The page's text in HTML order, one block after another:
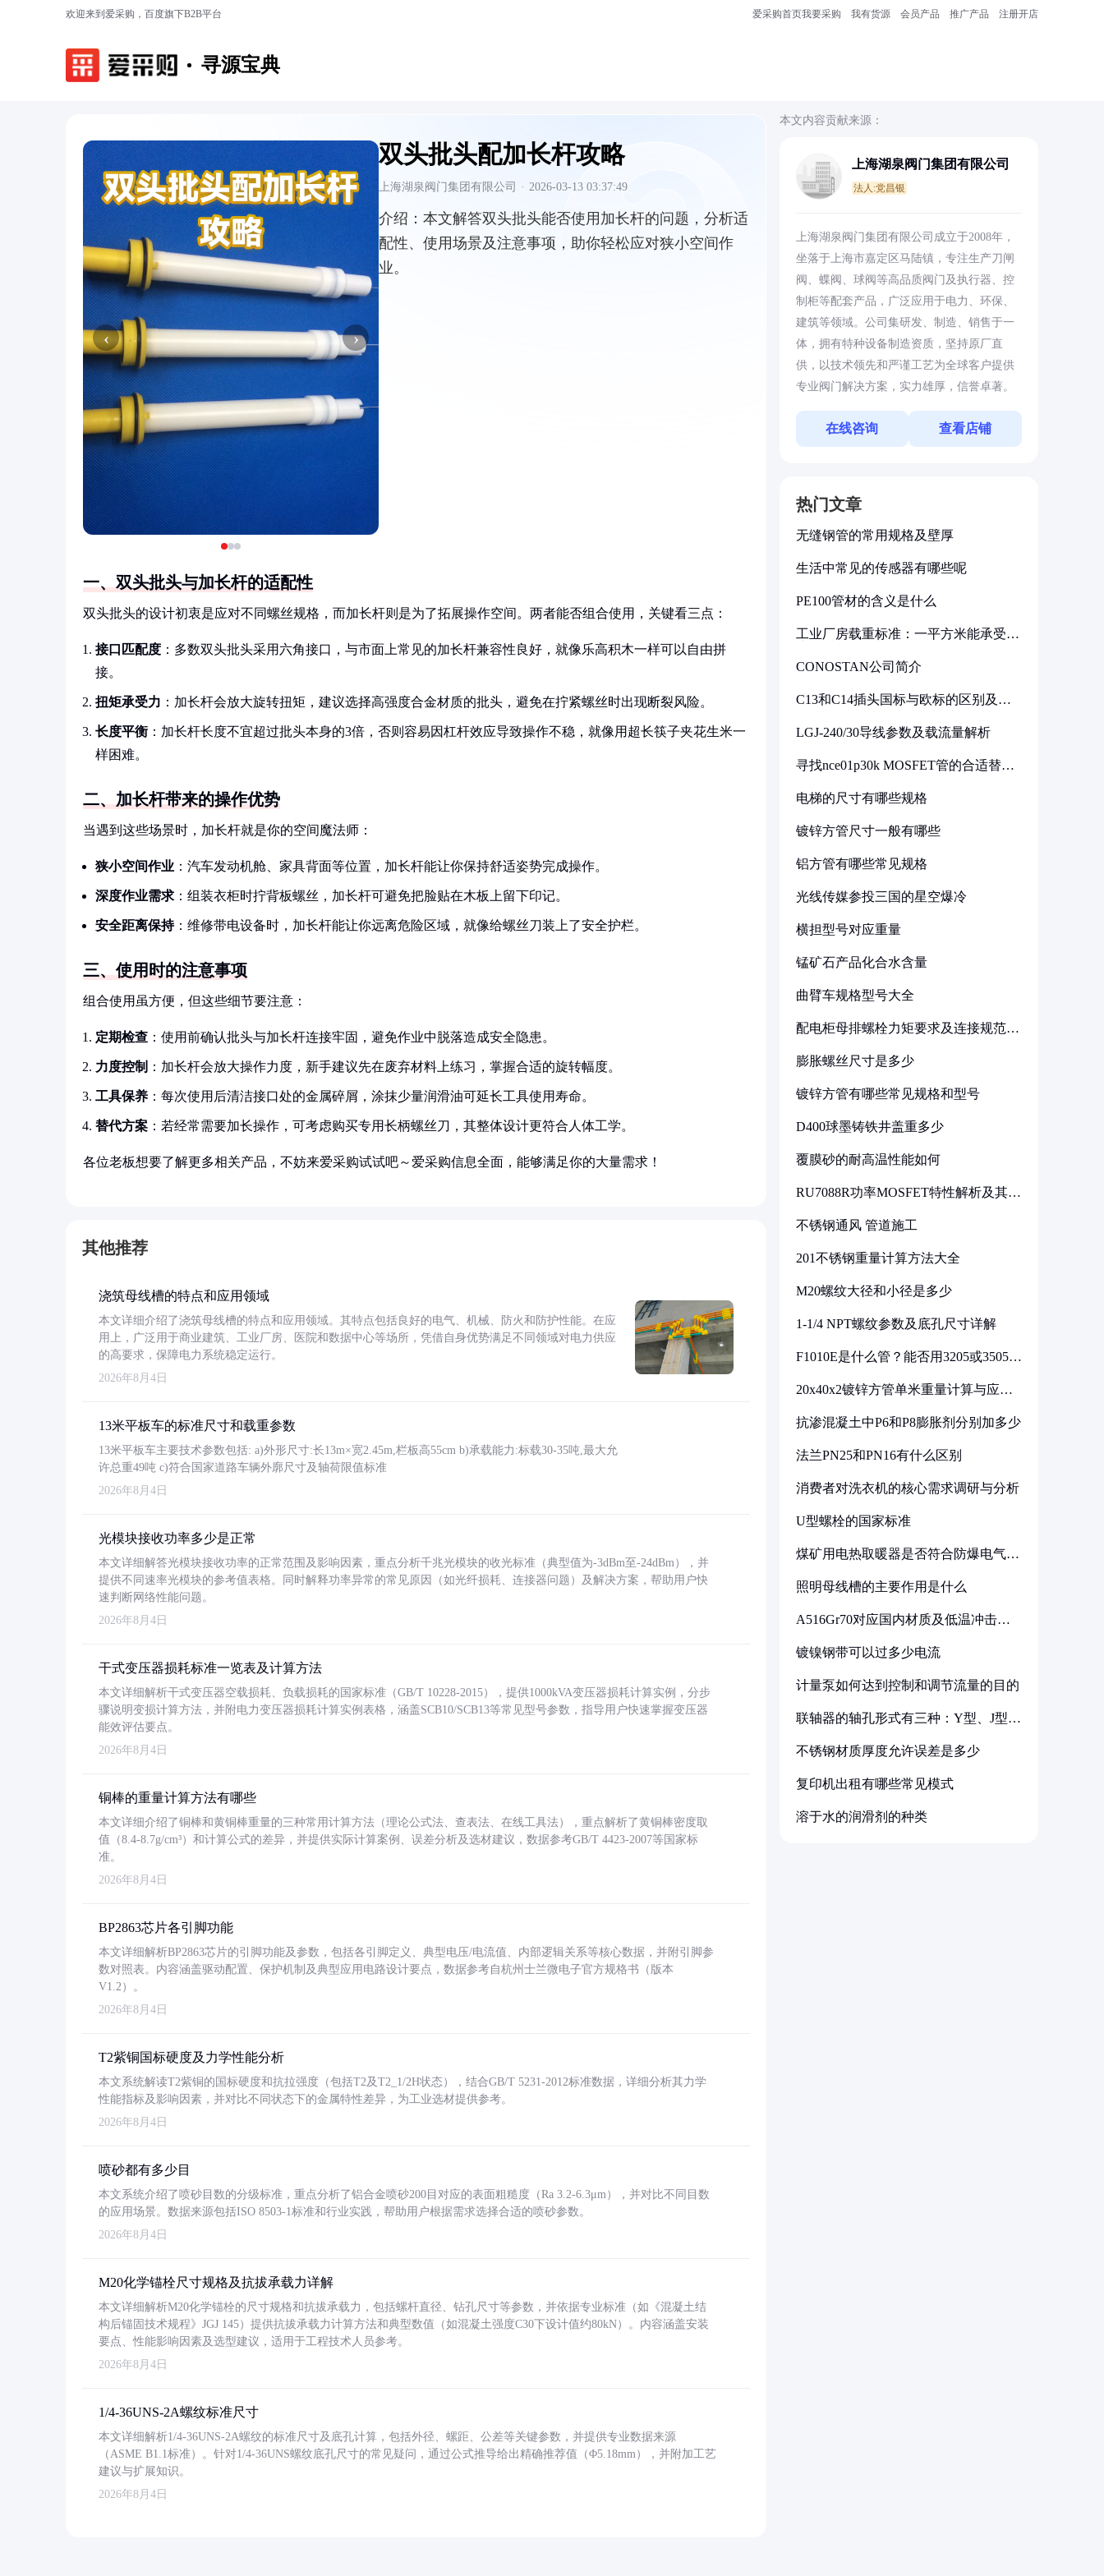
欢迎来到爱采购，百度旗下B2B平台 爱采购首页我要采购 我有货源 会员产品 推广产品 注册开店
寻源宝典
‹ ›
双头批头配加长杆攻略
上海湖泉阀门集团有限公司 · 2026-03-13 03:37:49
介绍： 本文解答双头批头能否使用加长杆的问题，分析适
配性、使用场景及注意事项，助你轻松应对狭小空间作
业。
一、双头批头与加长杆的适配性
双头批头的设计初衷是应对不同螺丝规格，而加长杆则是为了拓展操作空间。两者能否组合使用，关键看三点：
接口匹配度 ：多数双头批头采用六角接口，与市面上常见的加长杆兼容性良好，就像乐高积木一样可以自由拼
接。
扭矩承受力 ：加长杆会放大旋转扭矩，建议选择高强度合金材质的批头，避免在拧紧螺丝时出现断裂风险。
长度平衡 ：加长杆长度不宜超过批头本身的3倍，否则容易因杠杆效应导致操作不稳，就像用超长筷子夹花生米一
样困难。
二、加长杆带来的操作优势
当遇到这些场景时，加长杆就是你的空间魔法师：
狭小空间作业 ：汽车发动机舱、家具背面等位置，加长杆能让你保持舒适姿势完成操作。
深度作业需求 ：组装衣柜时拧背板螺丝，加长杆可避免把脸贴在木板上留下印记。
安全距离保持：维修带电设备时，加长杆能让你远离危险区域，就像给螺丝刀装上了安全护栏。
三、使用时的注意事项
组合使用虽方便，但这些细节要注意：
定期检查 ：使用前确认批头与加长杆连接牢固，避免作业中脱落造成安全隐患。
力度控制 ：加长杆会放大操作力度，新手建议先在废弃材料上练习，掌握合适的旋转幅度。
工具保养 ：每次使用后清洁接口处的金属碎屑，涂抹少量润滑油可延长工具使用寿命。
替代方案 ：若经常需要加长操作，可考虑购买专用长柄螺丝刀，其整体设计更符合人体工学。
各位老板想要了解更多相关产品，不妨来爱采购试试吧～爱采购信息全面，能够满足你的大量需求！
其他推荐
浇筑母线槽的特点和应用领域
本文详细介绍了浇筑母线槽的特点和应用领域。其特点包括良好的电气、机械、防火和防护性能。在应
用上，广泛用于商业建筑、工业厂房、医院和数据中心等场所，凭借自身优势满足不同领域对电力供应
的高要求，保障电力系统稳定运行。
2026年8月4日
13米平板车的标准尺寸和载重参数
13米平板车主要技术参数包括: a)外形尺寸:长13m×宽2.45m,栏板高55cm b)承载能力:标载30-35吨,最大允
许总重49吨 c)符合国家道路车辆外廓尺寸及轴荷限值标准
2026年8月4日
光模块接收功率多少是正常
本文详细解答光模块接收功率的正常范围及影响因素，重点分析千兆光模块的收光标准（典型值为-3dBm至-24dBm），并
提供不同速率光模块的参考值表格。同时解释功率异常的常见原因（如光纤损耗、连接器问题）及解决方案，帮助用户快
速判断网络性能问题。
2026年8月4日
干式变压器损耗标准一览表及计算方法
本文详细解析干式变压器空载损耗、负载损耗的国家标准（GB/T 10228-2015），提供1000kVA变压器损耗计算实例，分步
骤说明变损计算方法，并附电力变压器损耗计算实例表格，涵盖SCB10/SCB13等常见型号参数，指导用户快速掌握变压器
能效评估要点。
2026年8月4日
铜棒的重量计算方法有哪些
本文详细介绍了铜棒和黄铜棒重量的三种常用计算方法（理论公式法、查表法、在线工具法），重点解析了黄铜棒密度取
值（8.4-8.7g/cm³）和计算公式的差异，并提供实际计算案例、误差分析及选材建议，数据参考GB/T 4423-2007等国家标
准。
2026年8月4日
BP2863芯片各引脚功能
本文详细解析BP2863芯片的引脚功能及参数，包括各引脚定义、典型电压/电流值、内部逻辑关系等核心数据，并附引脚参
数对照表。内容涵盖驱动配置、保护机制及典型应用电路设计要点，数据参考自杭州士兰微电子官方规格书（版本
V1.2）。
2026年8月4日
T2紫铜国标硬度及力学性能分析
本文系统解读T2紫铜的国标硬度和抗拉强度（包括T2及T2_1/2H状态），结合GB/T 5231-2012标准数据，详细分析其力学
性能指标及影响因素，并对比不同状态下的金属特性差异，为工业选材提供参考。
2026年8月4日
喷砂都有多少目
本文系统介绍了喷砂目数的分级标准，重点分析了铝合金喷砂200目对应的表面粗糙度（Ra 3.2-6.3μm），并对比不同目数
的应用场景。数据来源包括ISO 8503-1标准和行业实践，帮助用户根据需求选择合适的喷砂参数。
2026年8月4日
M20化学锚栓尺寸规格及抗拔承载力详解
本文详细解析M20化学锚栓的尺寸规格和抗拔承载力，包括螺杆直径、钻孔尺寸等参数，并依据专业标准（如《混凝土结
构后锚固技术规程》JGJ 145）提供抗拔承载力计算方法和典型数值（如混凝土强度C30下设计值约80kN）。内容涵盖安装
要点、性能影响因素及选型建议，适用于工程技术人员参考。
2026年8月4日
1/4-36UNS-2A螺纹标准尺寸
本文详细解析1/4-36UNS-2A螺纹的标准尺寸及底孔计算，包括外径、螺距、公差等关键参数，并提供专业数据来源
（ASME B1.1标准）。针对1/4-36UNS螺纹底孔尺寸的常见疑问，通过公式推导给出精确推荐值（Φ5.18mm），并附加工艺
建议与扩展知识。
2026年8月4日
本文内容贡献来源：
上海湖泉阀门集团有限公司
法人:党昌银
上海湖泉阀门集团有限公司成立于2008年，
坐落于上海市嘉定区马陆镇，专注生产刀闸
阀、蝶阀、球阀等高品质阀门及执行器、控
制柜等配套产品，广泛应用于电力、环保、
建筑等领域。公司集研发、制造、销售于一
体，拥有特种设备制造资质，坚持原厂直
供，以技术领先和严谨工艺为全球客户提供
专业阀门解决方案，实力雄厚，信誉卓著。
在线咨询 查看店铺
热门文章
无缝钢管的常用规格及壁厚
生活中常见的传感器有哪些呢
PE100管材的含义是什么
工业厂房载重标准：一平方米能承受多
CONOSTAN公司简介
C13和C14插头国标与欧标的区别及其
LGJ-240/30导线参数及载流量解析
寻找nce01p30k MOSFET管的合适替代
电梯的尺寸有哪些规格
镀锌方管尺寸一般有哪些
铝方管有哪些常见规格
光线传媒参投三国的星空爆冷
横担型号对应重量
锰矿石产品化合水含量
曲臂车规格型号大全
配电柜母排螺栓力矩要求及连接规范详
膨胀螺丝尺寸是多少
镀锌方管有哪些常见规格和型号
D400球墨铸铁井盖重多少
覆膜砂的耐高温性能如何
RU7088R功率MOSFET特性解析及其在
不锈钢通风 管道施工
201不锈钢重量计算方法大全
M20螺纹大径和小径是多少
1-1/4 NPT螺纹参数及底孔尺寸详解
F1010E是什么管？能否用3205或3505代
20x40x2镀锌方管单米重量计算与应用
抗渗混凝土中P6和P8膨胀剂分别加多少
法兰PN25和PN16有什么区别
消费者对洗衣机的核心需求调研与分析
U型螺栓的国家标准
煤矿用电热取暖器是否符合防爆电气设
照明母线槽的主要作用是什么
A516Gr70对应国内材质及低温冲击要
镀镍钢带可以过多少电流
计量泵如何达到控制和调节流量的目的
联轴器的轴孔形式有三种：Y型、J型、
不锈钢材质厚度允许误差是多少
复印机出租有哪些常见模式
溶于水的润滑剂的种类